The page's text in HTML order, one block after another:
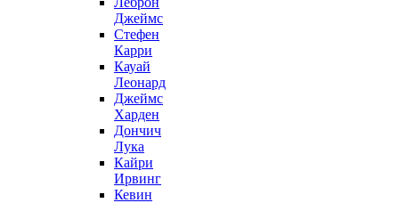
Джеймс
Стефен
Карри
Кауай
Леонард
Джеймс
Харден
Дончич
Лука
Кайри
Ирвинг
Кевин